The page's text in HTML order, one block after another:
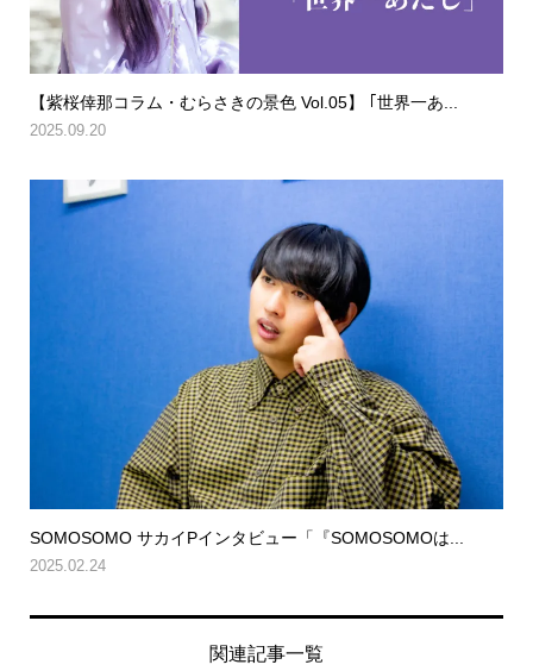
【紫桜倖那コラム・むらさきの景色 Vol.05】 ｢世界一あ...
2025.09.20
SOMOSOMO サカイPインタビュー「『SOMOSOMOは...
2025.02.24
関連記事一覧